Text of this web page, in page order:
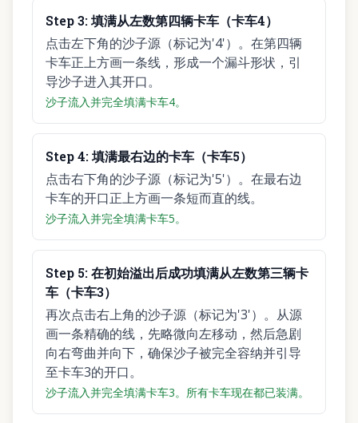
Step3:填满从左数第四辆卡车（卡车4）
点击左下角的沙子源（标记为'4'）。在第四辆
卡车正上方画一条线，形成一个漏斗形状，引
导沙子进入其开口。
沙子流入并完全填满卡车4。
Step4:填满最右边的卡车（卡车5）
点击右下角的沙子源（标记为'5'）。在最右边
卡车的开口正上方画一条短而直的线。
沙子流入并完全填满卡车5。
Step 5:在初始溢出后成功填满从左数第三辆卡
车（卡车3）
再次点击右上角的沙子源（标记为'3'）。从源
画一条精确的线，先略微向左移动，然后急剧
向右弯曲并向下，确保沙子被完全容纳并引导
至卡车3的开口。
沙子流入并完全填满卡车3。所有卡车现在都已装满。